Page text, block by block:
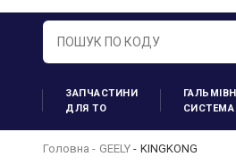
ЗАПЧАСТИНИ
ДЛЯ ТО
СИСТЕМА
Головна GEELY KINGKONG